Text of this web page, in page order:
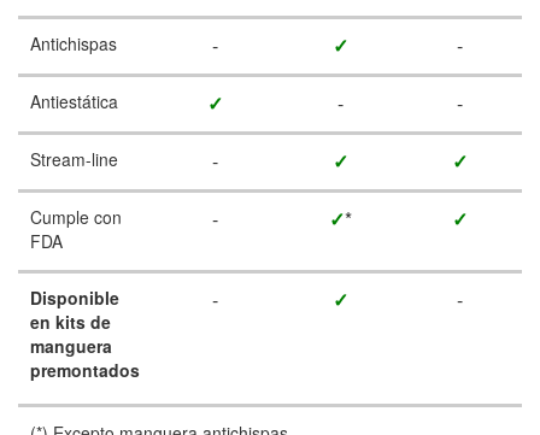
Antichispas - ✓ -
Antiestática ✓ - -
Stream-line - ✓ ✓
Cumple con
FDA
- ✓* ✓
Disponible
en kits de
manguera
premontados
- ✓ -